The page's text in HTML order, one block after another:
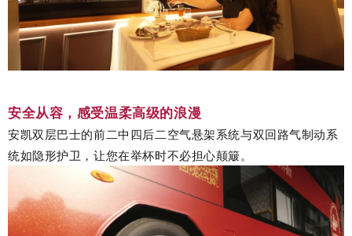
安全从容，感受温柔高级的浪漫
安凯双层巴士的前二中四后二空气悬架系统与双回路气制动系
统如隐形护卫，让您在举杯时不必担心颠簸。